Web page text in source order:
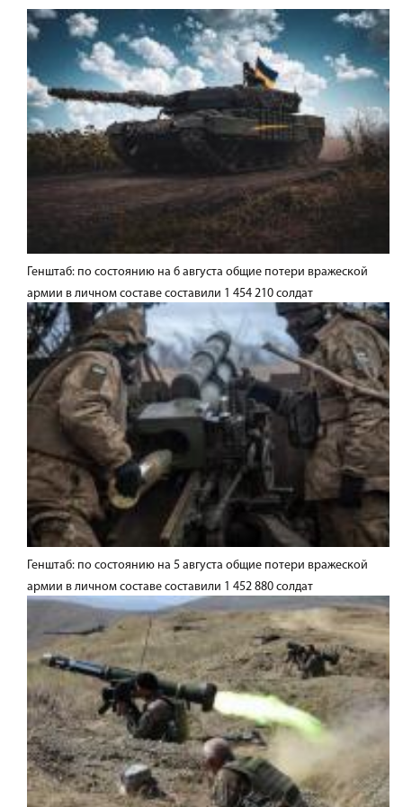
Генштаб: по состоянию на 6 августа общие потери вражеской
армии в личном составе составили 1 454 210 солдат
Генштаб: по состоянию на 5 августа общие потери вражеской
армии в личном составе составили 1 452 880 солдат